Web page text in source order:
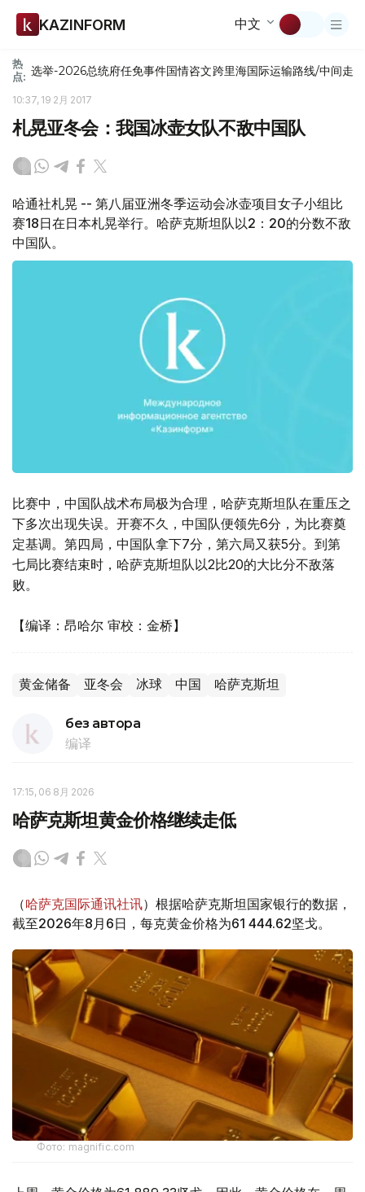
KAZINFORM 中文
热
点: 选举-2026总统府任免事件国情咨文跨里海国际运输路线/中间走廊
10:37, 19 2月 2017
札晃亚冬会：我国冰壶女队不敌中国队
哈通社札晃 -- 第八届亚洲冬季运动会冰壶项目女子小组比
赛18日在日本札晃举行。哈萨克斯坦队以2：20的分数不敌
中国队。
比赛中，中国队战术布局极为合理，哈萨克斯坦队在重压之
下多次出现失误。开赛不久，中国队便领先6分，为比赛奠
定基调。第四局，中国队拿下7分，第六局又获5分。到第
七局比赛结束时，哈萨克斯坦队以2比20的大比分不敌落
败。
【编译：昂哈尔 审校：金桥】
黄金储备 亚冬会 冰球 中国 哈萨克斯坦
без автора
编译
17:15, 06 8月 2026
哈萨克斯坦黄金价格继续走低
（哈萨克国际通讯社讯）根据哈萨克斯坦国家银行的数据，
截至2026年8月6日，每克黄金价格为61 444.62坚戈。
Фото: magnific.com